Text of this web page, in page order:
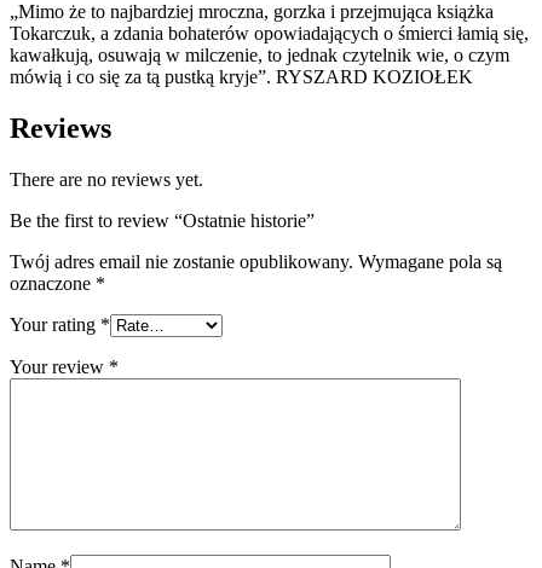
„Mimo że to najbardziej mroczna, gorzka i przejmująca książka
Tokarczuk, a zdania bohaterów opowiadających o śmierci łamią się,
kawałkują, osuwają w milczenie, to jednak czytelnik wie, o czym
mówią i co się za tą pustką kryje”. RYSZARD KOZIOŁEK
Reviews
There are no reviews yet.
Be the first to review “Ostatnie historie”
Twój adres email nie zostanie opublikowany. Wymagane pola są
oznaczone *
Your rating *
Your review *